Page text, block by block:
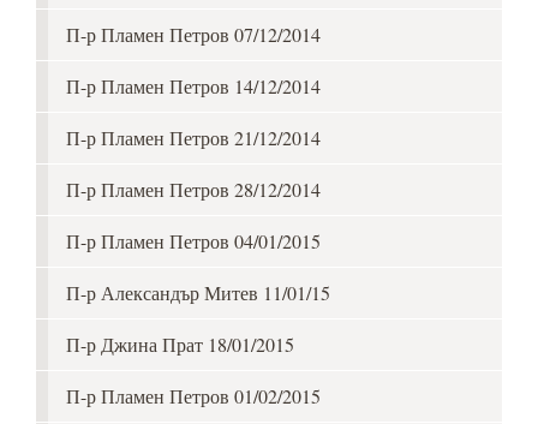
П-р Пламен Петров 07/12/2014
П-р Пламен Петров 14/12/2014
П-р Пламен Петров 21/12/2014
П-р Пламен Петров 28/12/2014
П-р Пламен Петров 04/01/2015
П-р Александър Митев 11/01/15
П-р Джина Прат 18/01/2015
П-р Пламен Петров 01/02/2015